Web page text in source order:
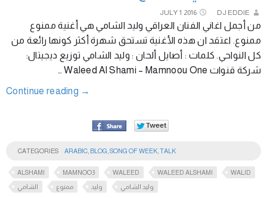
JULY 1 2016 DJ EDDIE
من أجمل اغاني الفنان العراقي وليد الشامي هي أغنية ممنوع
ممنوع. اعتقد ان هذه الأغنية تستحق شهرة أكثر كونها رائعة من
كل النواحي. كلمات : أصايل ألحان : وليد الشامي توزيع ديجيتال:
شركة قنوات Waleed Al Shami – Mamnoou One …
Continue reading →
CATEGORIES ARABIC BLOG SONG OF WEEK TALK
ALSHAMI MAMNOO3 WALEED WALEED ALSHAMI
WALID
الشامي
ممنوع وليد وليد الشامي